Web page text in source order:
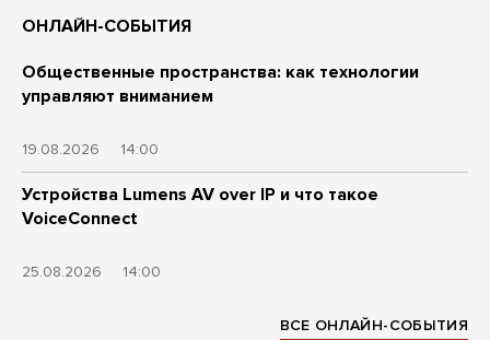
ОНЛАЙН-СОБЫТИЯ
Общественные пространства: как технологии
управляют вниманием
19.08.2026 14:00
Устройства Lumens AV over IP и что такое
VoiceConnect
25.08.2026 14:00
ВСЕ ОНЛАЙН-СОБЫТИЯ